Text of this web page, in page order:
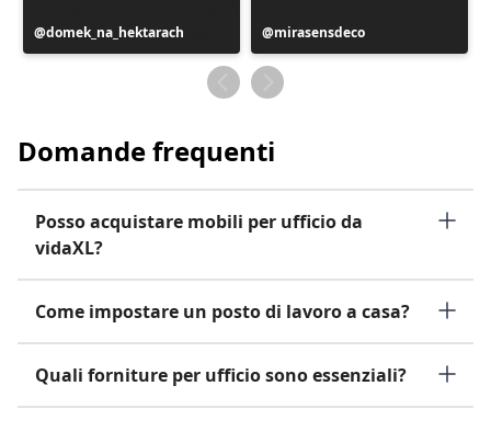
Post
pubblicato
domek_na_hektarach
Post
pubblicato
da
mirasensdeco
Domande frequenti
Posso acquistare mobili per ufficio da
vidaXL?
Come impostare un posto di lavoro a casa?
Quali forniture per ufficio sono essenziali?